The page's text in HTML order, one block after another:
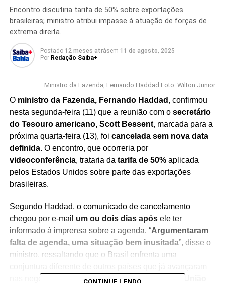
Encontro discutiria tarifa de 50% sobre exportações
brasileiras; ministro atribui impasse à atuação de forças de
extrema direita.
Postado 12 meses atrásem 11 de agosto, 2025
Por Redação Saiba+
Ministro da Fazenda, Fernando Haddad Foto: Wilton Junior
O ministro da Fazenda, Fernando Haddad , confirmou
nesta segunda-feira (11) que a reunião com o secretário
do Tesouro americano, Scott Bessent, marcada para a
próxima quarta-feira (13), foi cancelada sem nova data
definida. O encontro, que ocorreria por
videoconferência, trataria da tarifa de 50%aplicada
pelos Estados Unidos sobre parte das exportações
brasileiras.
Segundo Haddad, o comunicado de cancelamento
chegou por e-mail um ou dois dias apósele ter
informado à imprensa sobre a agenda. “Argumentaram
falta de agenda, uma situação bem inusitada”, disse o
ministro, ressaltando que o Brasil enfrenta uma
nas negociações, comoJapão, Coreia do Sul e União